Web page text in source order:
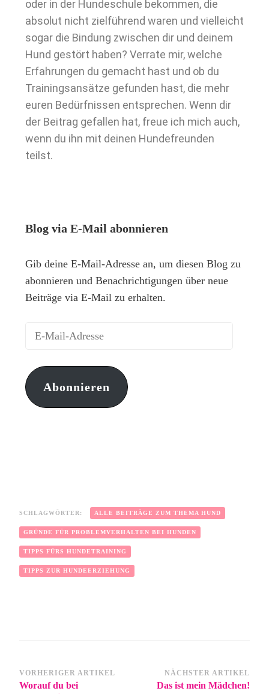
oder in der Hundeschule bekommen, die
absolut nicht zielführend waren und vielleicht
sogar die Bindung zwischen dir und deinem
Hund gestört haben? Verrate mir, welche
Erfahrungen du gemacht hast und ob du
Trainingsansätze gefunden hast, die mehr
euren Bedürfnissen entsprechen. Wenn dir
der Beitrag gefallen hat, freue ich mich auch,
wenn du ihn mit deinen Hundefreunden
teilst.
Blog via E-Mail abonnieren
Gib deine E-Mail-Adresse an, um diesen Blog zu
abonnieren und Benachrichtigungen über neue
Beiträge via E-Mail zu erhalten.
Abonnieren
SCHLAGWÖRTER: ALLE BEITRÄGE ZUM THEMA HUND
GRÜNDE FÜR PROBLEMVERHALTEN BEI HUNDEN
TIPPS FÜRS HUNDETRAINING
TIPPS ZUR HUNDEERZIEHUNG
VORHERIGER ARTIKEL
Worauf du bei
NÄCHSTER ARTIKEL
Das ist mein Mädchen!